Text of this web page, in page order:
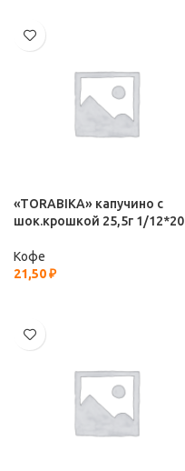
«TORABIKA» капучино с
шок.крошкой 25,5г 1/12*20
Кофе
21,50₽